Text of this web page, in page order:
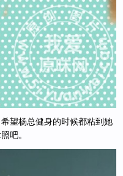
望杨总健身的时候都粘到她
吧。